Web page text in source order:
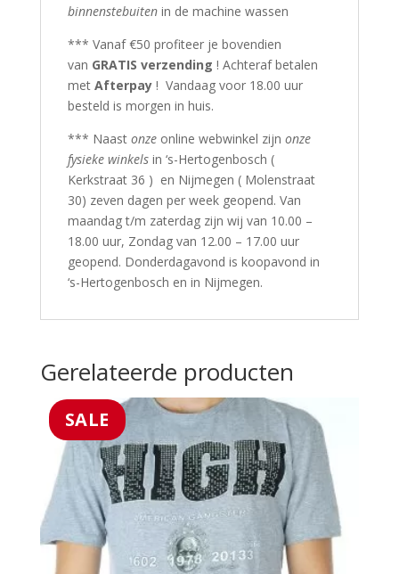
binnenstebuiten in de machine wassen
*** Vanaf €50 profiteer je bovendien
van GRATIS verzending ! Achteraf betalen
met Afterpay! Vandaag voor 18.00 uur
besteld is morgen in huis.
*** Naast onzeonline webwinkel zijn onze
fysieke winkelsin ‘s-Hertogenbosch (
Kerkstraat 36 ) en Nijmegen ( Molenstraat
30) zeven dagen per week geopend. Van
maandag t/m zaterdag zijn wij van 10.00 –
18.00 uur, Zondag van 12.00 – 17.00 uur
geopend. Donderdagavond is koopavond in
‘s-Hertogenbosch en in Nijmegen.
Gerelateerde producten
SALE